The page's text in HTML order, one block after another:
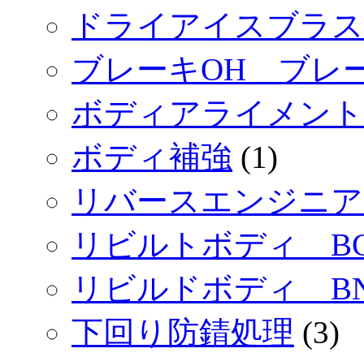
ドライアイスブラ
ブレーキOH ブレ
ボディアライメン
ボディ補強 (1)
リバースエンジニ
リビルトボディ
リビルドボディ
下回り防錆処理 (3)